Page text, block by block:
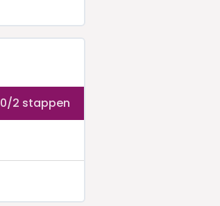
0/2 stappen